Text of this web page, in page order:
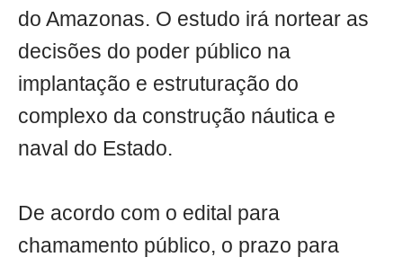
do Amazonas. O estudo irá nortear as
decisões do poder público na
implantação e estruturação do
complexo da construção náutica e
naval do Estado.
De acordo com o edital para
chamamento público, o prazo para